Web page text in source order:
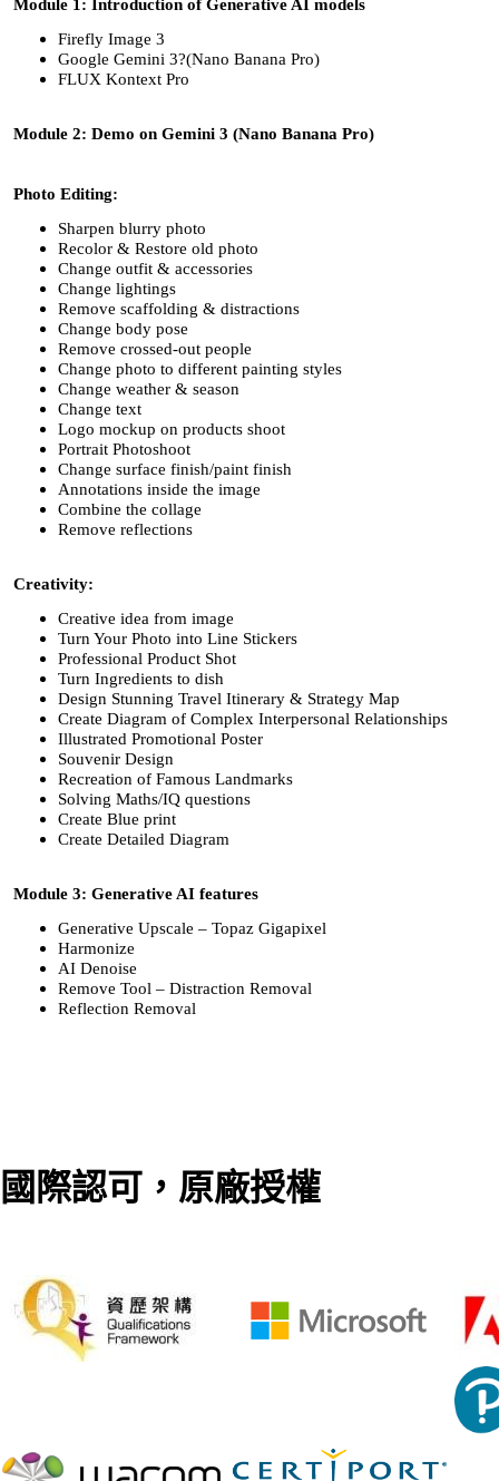
Module 1: Introduction of Generative AI models
Firefly Image 3
Google Gemini 3?(Nano Banana Pro)
FLUX Kontext Pro
Module 2: Demo on Gemini 3 (Nano Banana Pro)
Photo Editing:
Sharpen blurry photo
Recolor & Restore old photo
Change outfit & accessories
Change lightings
Remove scaffolding & distractions
Change body pose
Remove crossed-out people
Change photo to different painting styles
Change weather & season
Change text
Logo mockup on products shoot
Portrait Photoshoot
Change surface finish/paint finish
Annotations inside the image
Combine the collage
Remove reflections
Creativity:
Creative idea from image
Turn Your Photo into Line Stickers
Professional Product Shot
Turn Ingredients to dish
Design Stunning Travel Itinerary & Strategy Map
Create Diagram of Complex Interpersonal Relationships
Illustrated Promotional Poster
Souvenir Design
Recreation of Famous Landmarks
Solving Maths/IQ questions
Create Blue print
Create Detailed Diagram
Module 3: Generative AI features
Generative Upscale – Topaz Gigapixel
Harmonize
AI Denoise
Remove Tool – Distraction Removal
Reflection Removal
國際認可，原廠授權